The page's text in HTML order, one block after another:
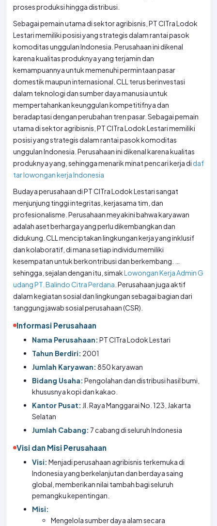
proses produksi hingga distribusi.
Sebagai pemain utama di sektor agribisnis, PT CITra Lodok
Lestari memiliki posisi yang strategis dalam rantai pasok
komoditas unggulan Indonesia. Perusahaan ini dikenal
karena kualitas produknya yang terjamin dan
kemampuannya untuk memenuhi permintaan pasar
domestik maupun internasional. CLL terus berinvestasi
dalam teknologi dan sumber daya manusia untuk
mempertahankan keunggulan kompetitifnya dan
beradaptasi dengan perubahan tren pasar. Sebagai pemain
utama di sektor agribisnis, PT CITra Lodok Lestari memiliki
posisi yang strategis dalam rantai pasok komoditas
unggulan Indonesia. Perusahaan ini dikenal karena kualitas
produknya yang, sehingga menarik minat pencari kerja di daf
tar lowongan kerja Indonesia
Budaya perusahaan di PT CITra Lodok Lestari sangat
menjunjung tinggi integritas, kerjasama tim, dan
profesionalisme. Perusahaan meyakini bahwa karyawan
adalah aset berharga yang perlu dikembangkan dan
didukung. CLL menciptakan lingkungan kerja yang inklusif
dan kolaboratif, di mana setiap individu memiliki
kesempatan untuk berkontribusi dan berkembang. …
sehingga, sejalan dengan itu, simakLowongan Kerja Admin G
udang PT. Balindo Citra Perdana . Perusahaan juga aktif
dalam kegiatan sosial dan lingkungan sebagai bagian dari
tanggung jawab sosial perusahaan (CSR).
Informasi Perusahaan
Nama Perusahaan: PT CITra Lodok Lestari
Tahun Berdiri: 2001
Jumlah Karyawan: 850 karyawan
Bidang Usaha: Pengolahan dan distribusi hasil bumi,
khususnya kopi dan kakao.
Kantor Pusat: Jl. Raya Manggarai No. 123, Jakarta
Selatan
Jumlah Cabang: 7 cabang di seluruh Indonesia
Visi dan Misi Perusahaan
Visi: Menjadi perusahaan agribisnis terkemuka di
Indonesia yang berkelanjutan dan berdaya saing
global, memberikan nilai tambah bagi seluruh
pemangku kepentingan.
Misi:
Mengelola sumber daya alam secara